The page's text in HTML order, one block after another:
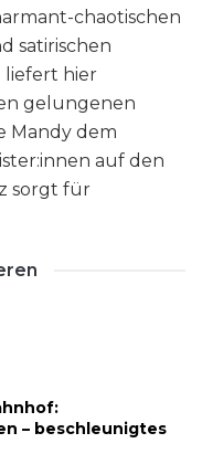
chaotischen
satirischen
liefert hier
gelungenen
Mandy dem
auf den
sorgt für
– beschleunigtes